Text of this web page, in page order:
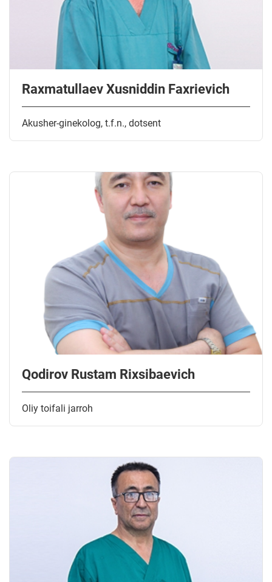
Raxmatullaev Xusniddin Faxrievich
Akusher-ginekolog, t.f.n., dotsent
Qodirov Rustam Rixsibaevich
Oliy toifali jarroh